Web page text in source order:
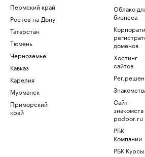
Пермский край
Ростов-на-Дону
Татарстан
Тюмень
Черноземье
Кавказ
Карелия
Мурманск
Приморский
край
Облако
бизнеса
доменов
Хостинг
сайтов
Сайт
знакомств
podbor.ru
РБК
Компании
РБК Курсы